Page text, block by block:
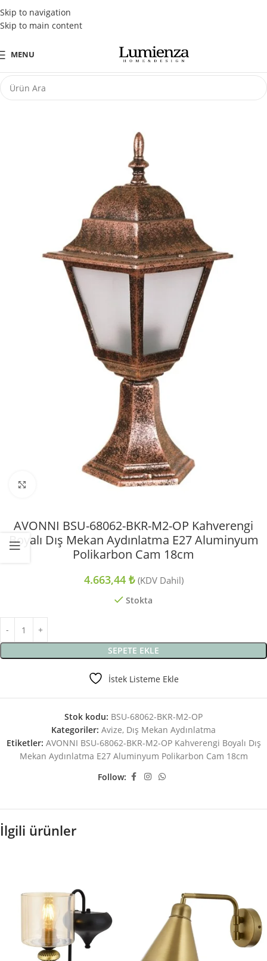
Skip to navigation
Skip to main content
Tüm Kredi Kartlarına Peşin Fiyatına 3 Taksit Fırsatı
MENU
Büyütmek için tıklayın
AVONNI BSU-68062-BKR-M2-OP Kahverengi
Boyalı Dış Mekan Aydınlatma E27 Aluminyum
Polikarbon Cam 18cm
4.663,44 ₺ (KDV Dahil)
Stokta
SEPETE EKLE
İstek Listeme Ekle
Stok kodu: BSU-68062-BKR-M2-OP
Kategoriler: Avize, Dış Mekan Aydınlatma
Etiketler: AVONNI BSU-68062-BKR-M2-OP Kahverengi Boyalı Dış
Mekan Aydınlatma E27 Aluminyum Polikarbon Cam 18cm
Follow:
İlgili ürünler